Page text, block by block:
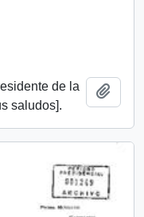
de la
saludos].